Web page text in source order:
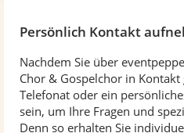
Persönlich Kontakt
Nachdem Sie über
Chor & Gospelchor in
Telefonat oder ein
sein, um Ihre Fragen und
Denn so erhalten Sie